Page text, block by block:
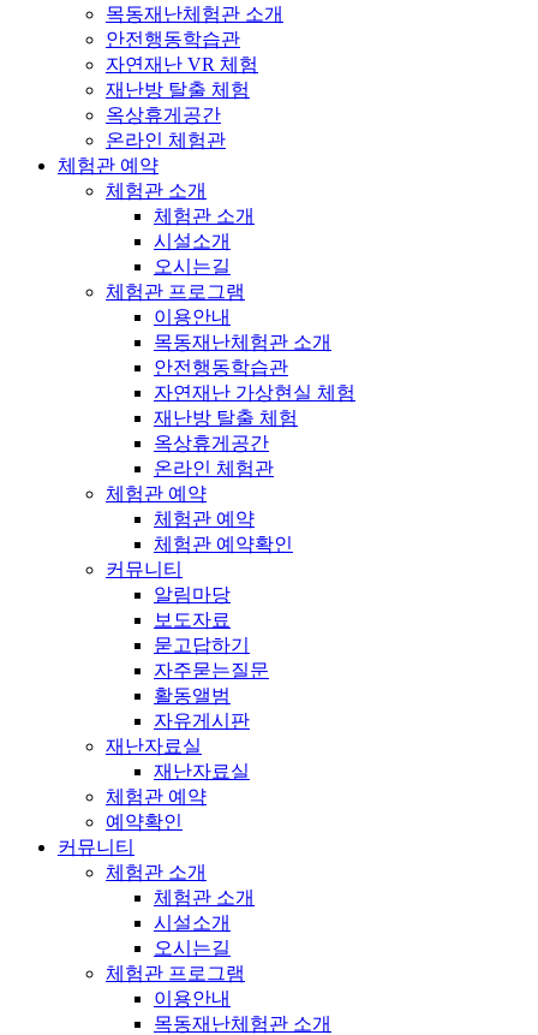
목동재난체험관 소개
안전행동학습관
자연재난 VR 체험
재난방 탈출 체험
옥상휴게공간
온라인 체험관
체험관 예약
체험관 소개
체험관 소개
시설소개
오시는길
체험관 프로그램
이용안내
목동재난체험관 소개
안전행동학습관
자연재난 가상현실 체험
재난방 탈출 체험
옥상휴게공간
온라인 체험관
체험관 예약
체험관 예약
체험관 예약확인
커뮤니티
알림마당
보도자료
묻고답하기
자주묻는질문
활동앨범
자유게시판
재난자료실
재난자료실
체험관 예약
예약확인
커뮤니티
체험관 소개
체험관 소개
시설소개
오시는길
체험관 프로그램
이용안내
목동재난체험관 소개